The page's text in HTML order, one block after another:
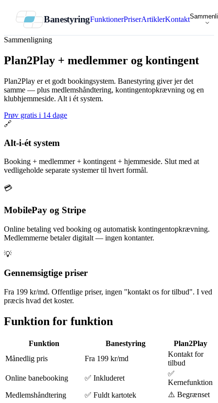
BanestyringFunktionerPriserArtiklerKontakt
Sammenligning
Plan2Play + medlemmer og kontingent
Plan2Play er et godt bookingsystem. Banestyring giver jer det
samme — plus medlemshåndtering, kontingentopkrævning og en
klubhjemmeside. Alt i ét system.
Prøv gratis i 14 dage
🔗
Alt-i-ét system
Booking + medlemmer + kontingent + hjemmeside. Slut med at
vedligeholde separate systemer til hvert formål.
💳
MobilePay og Stripe
Online betaling ved booking og automatisk kontingentopkrævning.
Medlemmerne betaler digitalt — ingen kontanter.
💡
Gennemsigtige priser
Fra 199 kr/md. Offentlige priser, ingen "kontakt os for tilbud". I ved
præcis hvad det koster.
Funktion for funktion
Funktion Banestyring
Plan2Play
Månedlig pris
Fra 199 kr/md
Kontakt for
tilbud
Online banebooking
✅ Inkluderet
✅
Kernefunktion
Medlemshåndtering
✅ Fuldt kartotek ⚠️ Begrænset